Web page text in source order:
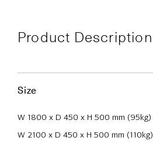
Product Description
Size
W 1800 x D 450 x H 500 mm (95kg)
W 2100 x D 450 x H 500 mm (110kg)